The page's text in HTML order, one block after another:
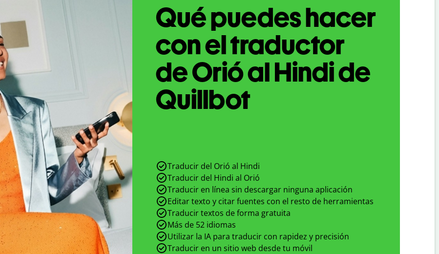
Qué puedes hacer
con el traductor
de Orió al Hindi de
Quillbot
Traducir del Orió al Hindi
Traducir del Hindi al Orió
Traducir en línea sin descargar ninguna aplicación
Editar texto y citar fuentes con el resto de herramientas
Traducir textos de forma gratuita
Más de 52 idiomas
Utilizar la IA para traducir con rapidez y precisión
Traducir en un sitio web desde tu móvil